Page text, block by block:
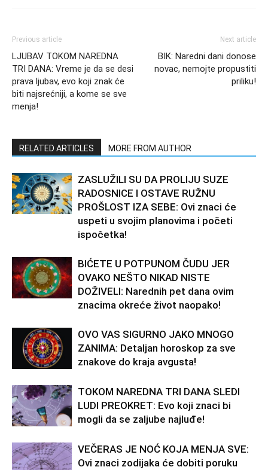
Previous article
LJUBAV TOKOM NAREDNA
TRI DANA: Vreme je da se desi
prava ljubav, evo koji znak će
biti najsrećniji, a kome se sve
menja!
Next article
BIK: Naredni dani donose
novac, nemojte propustiti
priliku!
RELATED ARTICLES MORE FROM AUTHOR
ZASLUŽILI SU DA PROLIJU SUZE
RADOSNICE I OSTAVE RUŽNU
PROŠLOST IZA SEBE: Ovi znaci će
uspeti u svojim planovima i početi
ispočetka!
BIĆETE U POTPUNOM ČUDU JER
OVAKO NEŠTO NIKAD NISTE
DOŽIVELI: Narednih pet dana ovim
znacima okreće život naopako!
OVO VAS SIGURNO JAKO MNOGO
ZANIMA: Detaljan horoskop za sve
znakove do kraja avgusta!
TOKOM NAREDNA TRI DANA SLEDI
LUDI PREOKRET: Evo koji znaci bi
mogli da se zaljube najluđe!
VEČERAS JE NOĆ KOJA MENJA SVE:
Ovi znaci zodijaka će dobiti poruku